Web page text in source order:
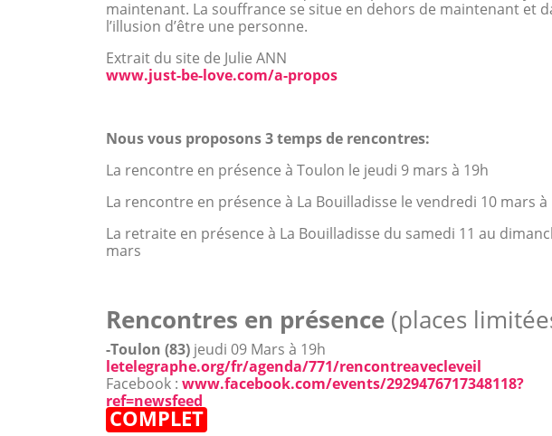
maintenant. La souffrance se situe en dehors de maintenant et
l’illusion d’être une personne.
Extrait du site de Julie ANN
www.just-be-love.com/a-propos
Nous vous proposons 3 temps de rencontres:
La rencontre en présence à Toulon le jeudi 9 mars à 19h
La rencontre en présence à La Bouilladisse le vendredi 10 mars à
La retraite en présence à La Bouilladisse du samedi 11 au
mars
Rencontres en présence (places
-Toulon (83) jeudi 09 Mars à 19h
letelegraphe.org/fr/agenda/771/rencontreavecleveil
Facebook : www.facebook.com/events/2929476717348118?
ref=newsfeed
COMPLET